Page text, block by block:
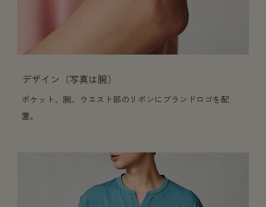
デザイン（写真は腕）
ポケット、腕、ウエスト部のリボンにブランドロゴを配
置。